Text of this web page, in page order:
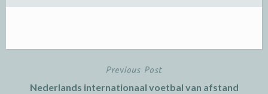
Previous Post
Nederlands internationaal voetbal van afstand